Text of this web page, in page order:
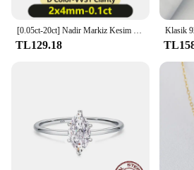
TL129.18